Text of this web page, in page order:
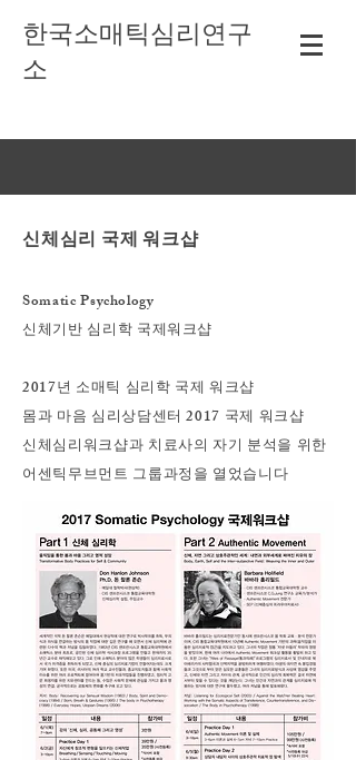
​한국소매틱심리연구
소
신체심리 국제 워크샵
Somatic Psychology
신체기반 심리학 국제워크샵
2017년 소매틱 심리학 국제 워크샵
몸과 마음 심리상담센터 2017 국제 워크샵
신체심리워크샵과 치료사의 자기 분석을 위한
어센틱무브먼트 그룹과정을 열었습니다